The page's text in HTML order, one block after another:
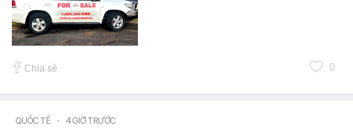
Chia sẻ 0
QUỐC TẾ - 4 GIỜ TRƯỚC